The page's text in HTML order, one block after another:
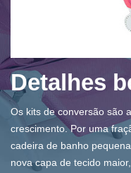
Detalhes
Os kits de conversão são
crescimento. Por uma
cadeira de banho
nova capa de tecido